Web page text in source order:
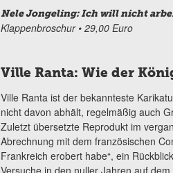
Nele Jongeling: Ich will nicht
Klappenbroschur • 29,00 Euro
Ville Ranta: Wie der
Ville Ranta ist der bekannteste
nicht davon abhält, regelmäßig auch
Zuletzt übersetzte Reprodukt im
Abrechnung mit dem französischen
Frankreich erobert habe“, ein